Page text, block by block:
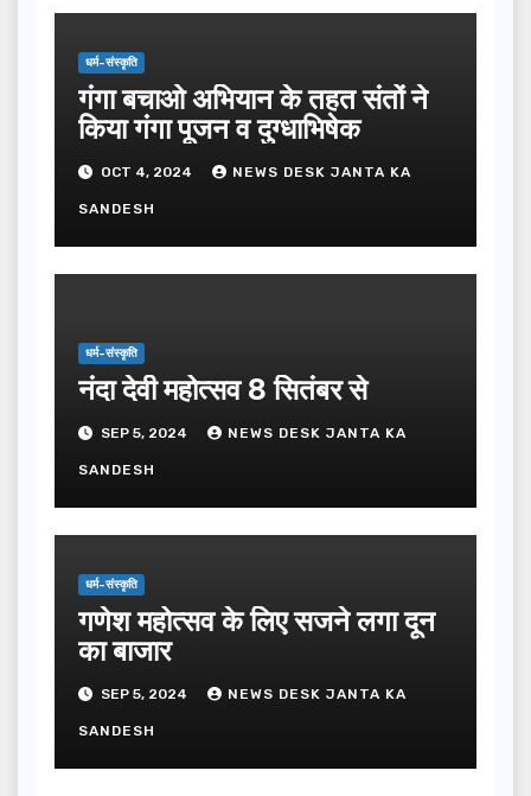
धर्म-संस्कृति
गंगा बचाओ अभियान के तहत संतों ने
किया गंगा पूजन व दुग्धाभिषेक
OCT 4, 2024 NEWS DESK JANTA KA
SANDESH
धर्म-संस्कृति
नंदा देवी महोत्सव 8 सितंबर से
SEP 5, 2024 NEWS DESK JANTA KA
SANDESH
धर्म-संस्कृति
गणेश महोत्सव के लिए सजने लगा दून
का बाजार
SEP 5, 2024 NEWS DESK JANTA KA
SANDESH